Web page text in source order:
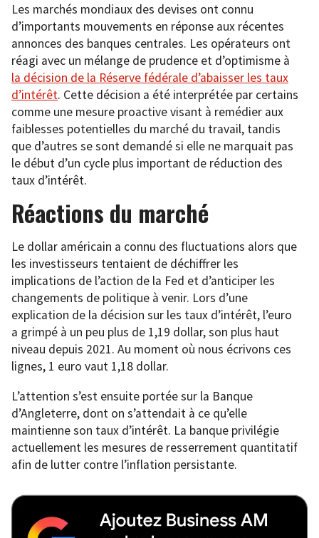
Les marchés mondiaux des devises ont connu
d’importants mouvements en réponse aux récentes
annonces des banques centrales. Les opérateurs ont
réagi avec un mélange de prudence et d’optimisme à
la décision de la Réserve fédérale d’abaisser les taux
d’intérêt. Cette décision a été interprétée par certains
comme une mesure proactive visant à remédier aux
faiblesses potentielles du marché du travail, tandis
que d’autres se sont demandé si elle ne marquait pas
le début d’un cycle plus important de réduction des
taux d’intérêt.
Réactions du marché
Le dollar américain a connu des fluctuations alors que
les investisseurs tentaient de déchiffrer les
implications de l’action de la Fed et d’anticiper les
changements de politique à venir. Lors d’une
explication de la décision sur les taux d’intérêt, l’euro
a grimpé à un peu plus de 1,19 dollar, son plus haut
niveau depuis 2021. Au moment où nous écrivons ces
lignes, 1 euro vaut 1,18 dollar.
L’attention s’est ensuite portée sur la Banque
d’Angleterre, dont on s’attendait à ce qu’elle
maintienne son taux d’intérêt. La banque privilégie
actuellement les mesures de resserrement quantitatif
afin de lutter contre l’inflation persistante.